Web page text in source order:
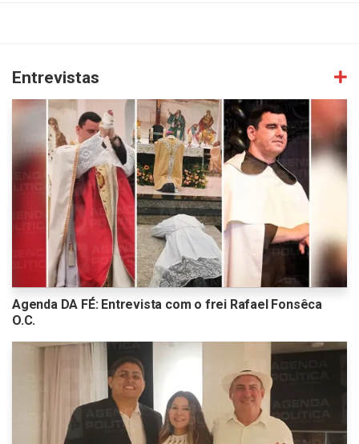
Entrevistas
Agenda DA FÉ: Entrevista com o frei Rafael Fonsêca
O.C.